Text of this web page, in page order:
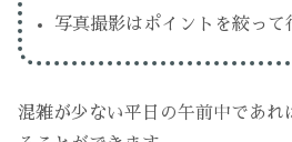
写真撮影はポイントを絞って
混雑が少ない平日の午前中であれ